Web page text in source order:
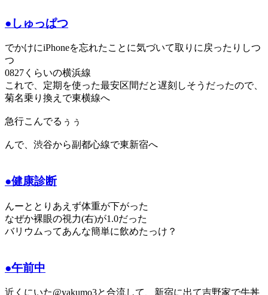
●しゅっぱつ
でかけにiPhoneを忘れたことに気づいて取りに戻ったりしつ
つ
0827くらいの横浜線
これで、定期を使った最安区間だと遅刻しそうだったので、
菊名乗り換えで東横線へ
急行こんでるぅぅ
んで、渋谷から副都心線で東新宿へ
●健康診断
んーととりあえず体重が下がった
なぜか裸眼の視力(右)が1.0だった
バリウムってあんな簡単に飲めたっけ？
●午前中
近くにいた@yakumo3と合流して、新宿に出て吉野家で牛丼